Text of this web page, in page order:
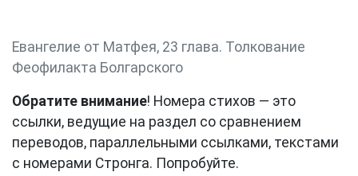
Евангелие от Матфея, 23 глава. Толкование
Феофилакта Болгарского
Обратите внимание! Номера стихов — это
ссылки, ведущие на раздел со сравнением
переводов, параллельными ссылками, текстами
с номерами Стронга. Попробуйте.